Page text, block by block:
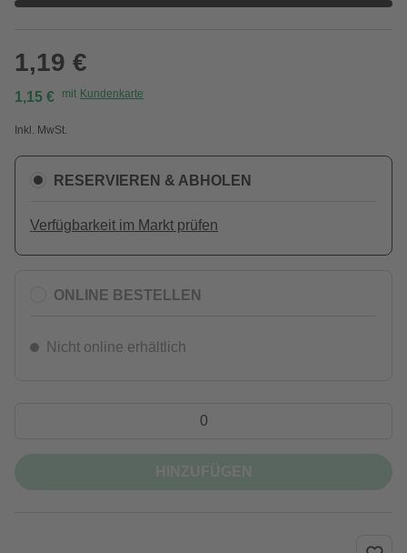
1,19 €
1,15 € mit Kundenkarte
Inkl. MwSt.
RESERVIEREN & ABHOLEN
Verfügbarkeit im Markt prüfen
ONLINE BESTELLEN
Nicht online erhältlich